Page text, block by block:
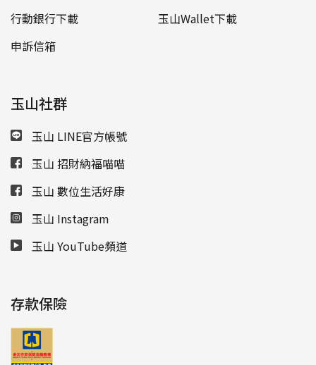
行動銀行下載
玉山Wallet下載
申訴信箱
玉山社群
玉山 LINE官方帳號
玉山 招財納福喵喵
玉山 數位生活好康
玉山 Instagram
玉山 YouTube頻道
存款保險